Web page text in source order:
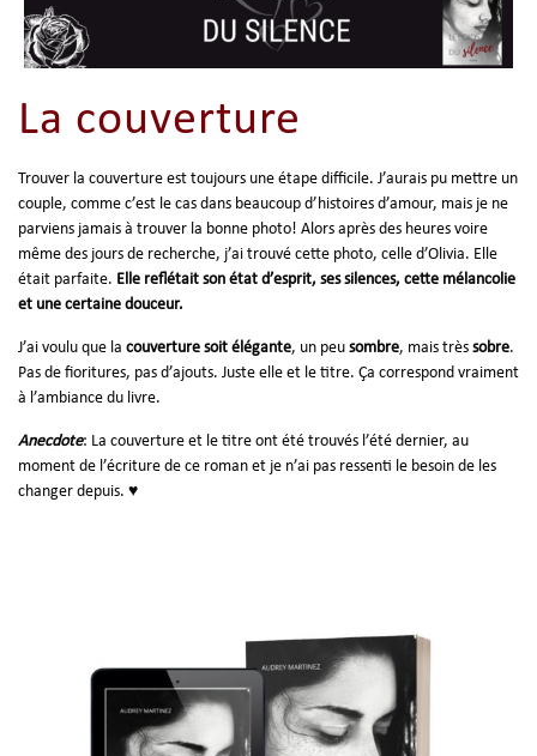
La couverture
Trouver la couverture est toujours une étape difficile. J’aurais pu mettre un
couple, comme c’est le cas dans beaucoup d’histoires d’amour, mais je ne
parviens jamais à trouver la bonne photo! Alors après des heures voire
même des jours de recherche, j’ai trouvé cette photo, celle d’Olivia. Elle
était parfaite. Elle reflétait son état d’esprit, ses silences, cette mélancolie
et une certaine douceur.
J’ai voulu que la couverture soit élégante, un peu sombre, mais très sobre.
Pas de fioritures, pas d’ajouts. Juste elle et le titre. Ça correspond vraiment
à l’ambiance du livre.
Anecdote: La couverture et le titre ont été trouvés l’été dernier, au
moment de l’écriture de ce roman et je n’ai pas ressenti le besoin de les
changer depuis. ♥